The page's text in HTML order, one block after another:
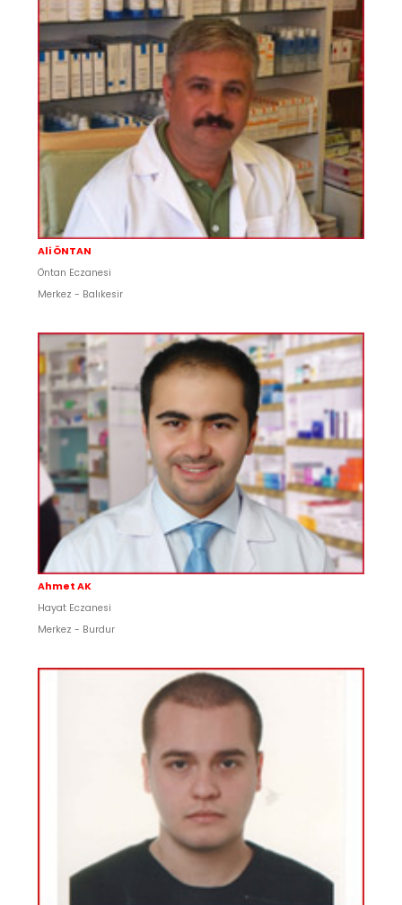
Ali ÖNTAN
Öntan Eczanesi
Merkez - Balıkesir
Ahmet AK
Hayat Eczanesi
Merkez - Burdur